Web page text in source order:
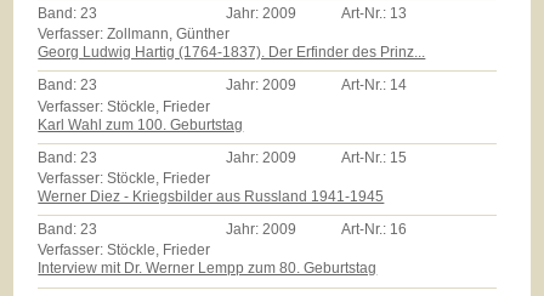
Band:23 Jahr:2009 Art-Nr.: 13
Verfasser: Zollmann, Günther
Georg Ludwig Hartig (1764-1837). Der Erfinder des Prinz...
Band:23 Jahr:2009 Art-Nr.: 14
Verfasser: Stöckle, Frieder
Karl Wahl zum 100. Geburtstag
Band:23 Jahr:2009 Art-Nr.: 15
Verfasser: Stöckle, Frieder
Werner Diez - Kriegsbilder aus Russland 1941-1945
Band:23 Jahr:2009 Art-Nr.: 16
Verfasser: Stöckle, Frieder
Interview mit Dr. Werner Lempp zum 80. Geburtstag